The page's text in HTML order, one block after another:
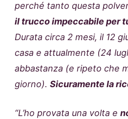
perché tanto questa
il trucco impeccabile per
Durata circa 2 mesi, il 12
casa e attualmente (24
abbastanza (e ripeto che
giorno). Sicuramente la
“L’ho provata una volta e